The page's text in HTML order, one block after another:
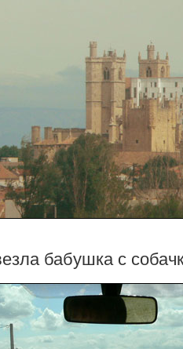
бабушка с